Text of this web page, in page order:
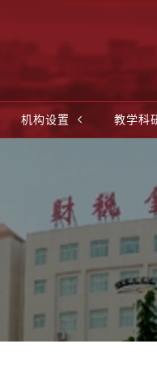
机构设置 教学科